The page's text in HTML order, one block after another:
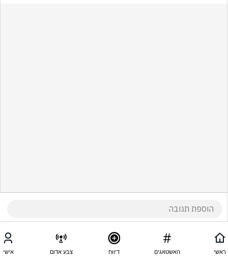
ראשי האשטאגים דיווח צבע אדום אישי